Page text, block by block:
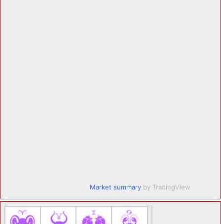
Market summary by TradingView